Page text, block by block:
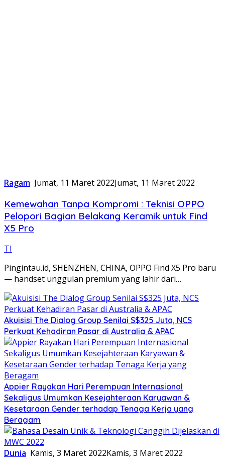
Ragam Jumat, 11 Maret 2022Jumat, 11 Maret 2022
Kemewahan Tanpa Kompromi : Teknisi OPPO
Pelopori Bagian Belakang Keramik untuk Find
X5 Pro
TI
Pingintau.id, SHENZHEN, CHINA, OPPO Find X5 Pro baru
— handset unggulan premium yang lahir dari…
Akuisisi The Dialog Group Senilai S$325 Juta, NCS
Perkuat Kehadiran Pasar di Australia & APAC
Appier Rayakan Hari Perempuan Internasional
Sekaligus Umumkan Kesejahteraan Karyawan &
Kesetaraan Gender terhadap Tenaga Kerja yang
Beragam
Dunia Kamis, 3 Maret 2022Kamis, 3 Maret 2022